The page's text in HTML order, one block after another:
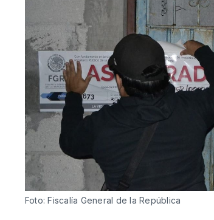
Foto: Fiscalía General de la República